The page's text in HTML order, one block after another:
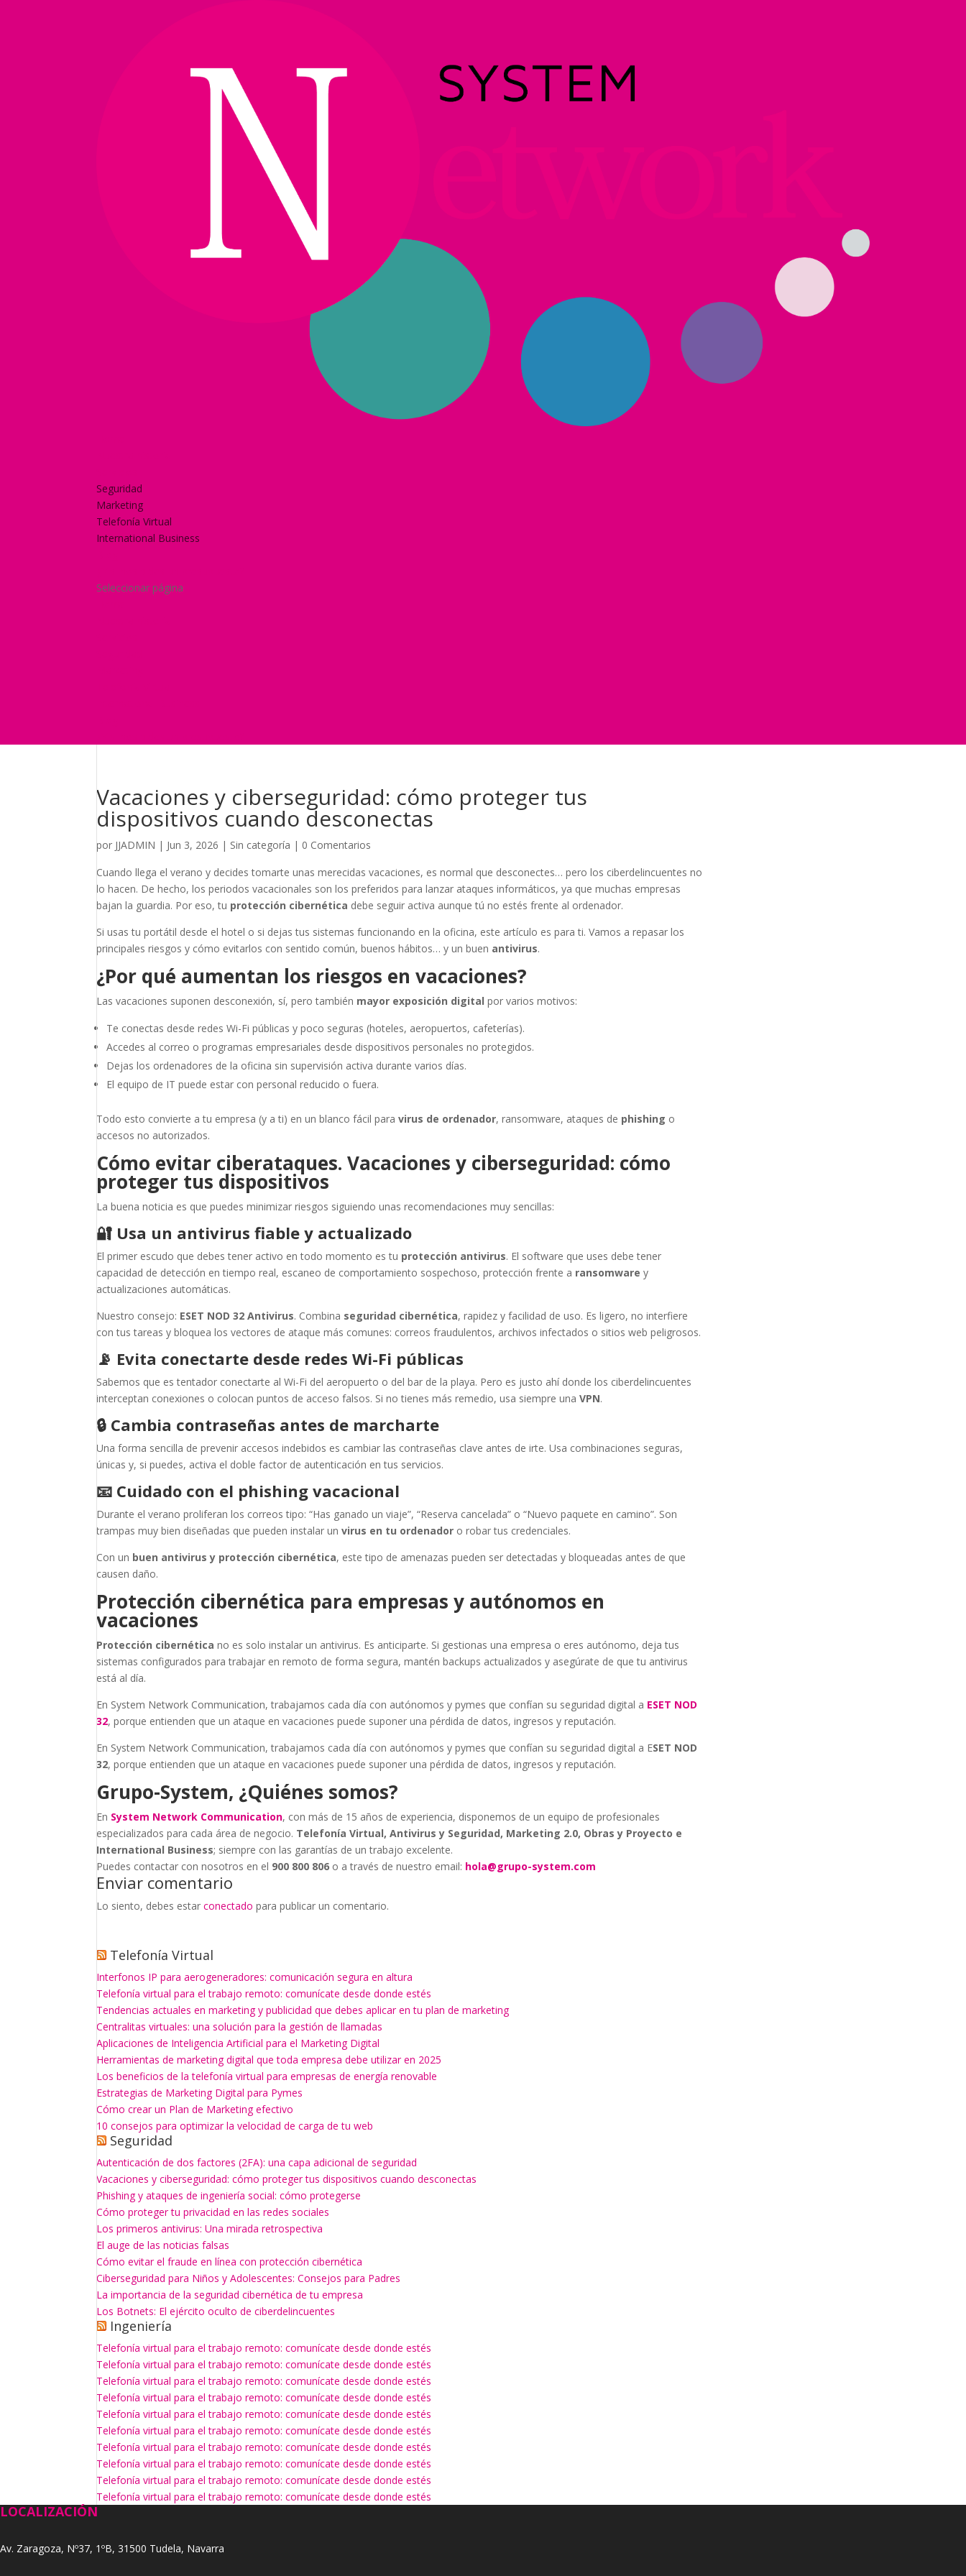
Seguridad
Marketing
Telefonía Virtual
International Business
Seleccionar página
Vacaciones y ciberseguridad: cómo proteger tus
dispositivos cuando desconectas
por JJADMIN | Jun 3, 2026 | Sin categoría | 0 Comentarios
Cuando llega el verano y decides tomarte unas merecidas vacaciones, es normal que desconectes… pero los ciberdelincuentes no
lo hacen. De hecho, los periodos vacacionales son los preferidos para lanzar ataques informáticos, ya que muchas empresas
bajan la guardia. Por eso, tu protección cibernética debe seguir activa aunque tú no estés frente al ordenador.
Si usas tu portátil desde el hotel o si dejas tus sistemas funcionando en la oficina, este artículo es para ti. Vamos a repasar los
principales riesgos y cómo evitarlos con sentido común, buenos hábitos… y un buen antivirus.
¿Por qué aumentan los riesgos en vacaciones?
Las vacaciones suponen desconexión, sí, pero también mayor exposición digital por varios motivos:
Te conectas desde redes Wi-Fi públicas y poco seguras (hoteles, aeropuertos, cafeterías).
Accedes al correo o programas empresariales desde dispositivos personales no protegidos.
Dejas los ordenadores de la oficina sin supervisión activa durante varios días.
El equipo de IT puede estar con personal reducido o fuera.
Todo esto convierte a tu empresa (y a ti) en un blanco fácil paravirus de ordenador, ransomware, ataques de phishing o
accesos no autorizados.
Cómo evitar ciberataques. Vacaciones y ciberseguridad: cómo
proteger tus dispositivos
La buena noticia es que puedes minimizar riesgos siguiendo unas recomendaciones muy sencillas:
🔐 Usa un antivirus fiable y actualizado
El primer escudo que debes tener activo en todo momento es tu protección antivirus. El software que uses debe tener
capacidad de detección en tiempo real, escaneo de comportamiento sospechoso, protección frente a ransomware y
actualizaciones automáticas.
Nuestro consejo: ESET NOD 32 Antivirus. Combina seguridad cibernética, rapidez y facilidad de uso. Es ligero, no interfiere
con tus tareas y bloquea los vectores de ataque más comunes: correos fraudulentos, archivos infectados o sitios web peligrosos.
📡 Evita conectarte desde redes Wi-Fi públicas
Sabemos que es tentador conectarte al Wi-Fi del aeropuerto o del bar de la playa. Pero es justo ahí donde los ciberdelincuentes
interceptan conexiones o colocan puntos de acceso falsos. Si no tienes más remedio, usa siempre unaVPN.
🔒 Cambia contraseñas antes de marcharte
Una forma sencilla de prevenir accesos indebidos es cambiar las contraseñas clave antes de irte. Usa combinaciones seguras,
únicas y, si puedes, activa el doble factor de autenticación en tus servicios.
📧 Cuidado con el phishing vacacional
Durante el verano proliferan los correos tipo: “Has ganado un viaje”, “Reserva cancelada” o “Nuevo paquete en camino”. Son
trampas muy bien diseñadas que pueden instalar unvirus en tu ordenador o robar tus credenciales.
Con un buen antivirus y protección cibernética, este tipo de amenazas pueden ser detectadas y bloqueadas antes de que
causen daño.
Protección cibernética para empresas y autónomos en
vacaciones
Protección cibernética no es solo instalar un antivirus. Es anticiparte. Si gestionas una empresa o eres autónomo, deja tus
sistemas configurados para trabajar en remoto de forma segura, mantén backups actualizados y asegúrate de que tu antivirus
está al día.
En System Network Communication, trabajamos cada día con autónomos y pymes que confían su seguridad digital a ESET NOD
32, porque entienden que un ataque en vacaciones puede suponer una pérdida de datos, ingresos y reputación.
En System Network Communication, trabajamos cada día con autónomos y pymes que confían su seguridad digital a ESET NOD
32, porque entienden que un ataque en vacaciones puede suponer una pérdida de datos, ingresos y reputación.
Grupo-System, ¿Quiénes somos?
En System Network Communication, con más de 15 años de experiencia, disponemos de un equipo de profesionales
especializados para cada área de negocio. Telefonía Virtual, Antivirus y Seguridad, Marketing 2.0, Obras y Proyecto e
International Business; siempre con las garantías de un trabajo excelente.
Puedes contactar con nosotros en el 900 800 806 o a través de nuestro email: hola@grupo-system.com
Enviar comentario
Lo siento, debes estarconectado para publicar un comentario.
Telefonía Virtual
Interfonos IP para aerogeneradores: comunicación segura en altura
Telefonía virtual para el trabajo remoto: comunícate desde donde estés
Tendencias actuales en marketing y publicidad que debes aplicar en tu plan de marketing
Centralitas virtuales: una solución para la gestión de llamadas
Aplicaciones de Inteligencia Artificial para el Marketing Digital
Herramientas de marketing digital que toda empresa debe utilizar en 2025
Los beneficios de la telefonía virtual para empresas de energía renovable
Estrategias de Marketing Digital para Pymes
Cómo crear un Plan de Marketing efectivo
10 consejos para optimizar la velocidad de carga de tu web
Seguridad
Autenticación de dos factores (2FA): una capa adicional de seguridad
Vacaciones y ciberseguridad: cómo proteger tus dispositivos cuando desconectas
Phishing y ataques de ingeniería social: cómo protegerse
Cómo proteger tu privacidad en las redes sociales
Los primeros antivirus: Una mirada retrospectiva
El auge de las noticias falsas
Cómo evitar el fraude en línea con protección cibernética
Ciberseguridad para Niños y Adolescentes: Consejos para Padres
La importancia de la seguridad cibernética de tu empresa
Los Botnets: El ejército oculto de ciberdelincuentes
Ingeniería
Telefonía virtual para el trabajo remoto: comunícate desde donde estés
Telefonía virtual para el trabajo remoto: comunícate desde donde estés
Telefonía virtual para el trabajo remoto: comunícate desde donde estés
Telefonía virtual para el trabajo remoto: comunícate desde donde estés
Telefonía virtual para el trabajo remoto: comunícate desde donde estés
Telefonía virtual para el trabajo remoto: comunícate desde donde estés
Telefonía virtual para el trabajo remoto: comunícate desde donde estés
Telefonía virtual para el trabajo remoto: comunícate desde donde estés
Telefonía virtual para el trabajo remoto: comunícate desde donde estés
Telefonía virtual para el trabajo remoto: comunícate desde donde estés
LOCALIZACIÓN
Av. Zaragoza, Nº37, 1ºB, 31500 Tudela, Navarra